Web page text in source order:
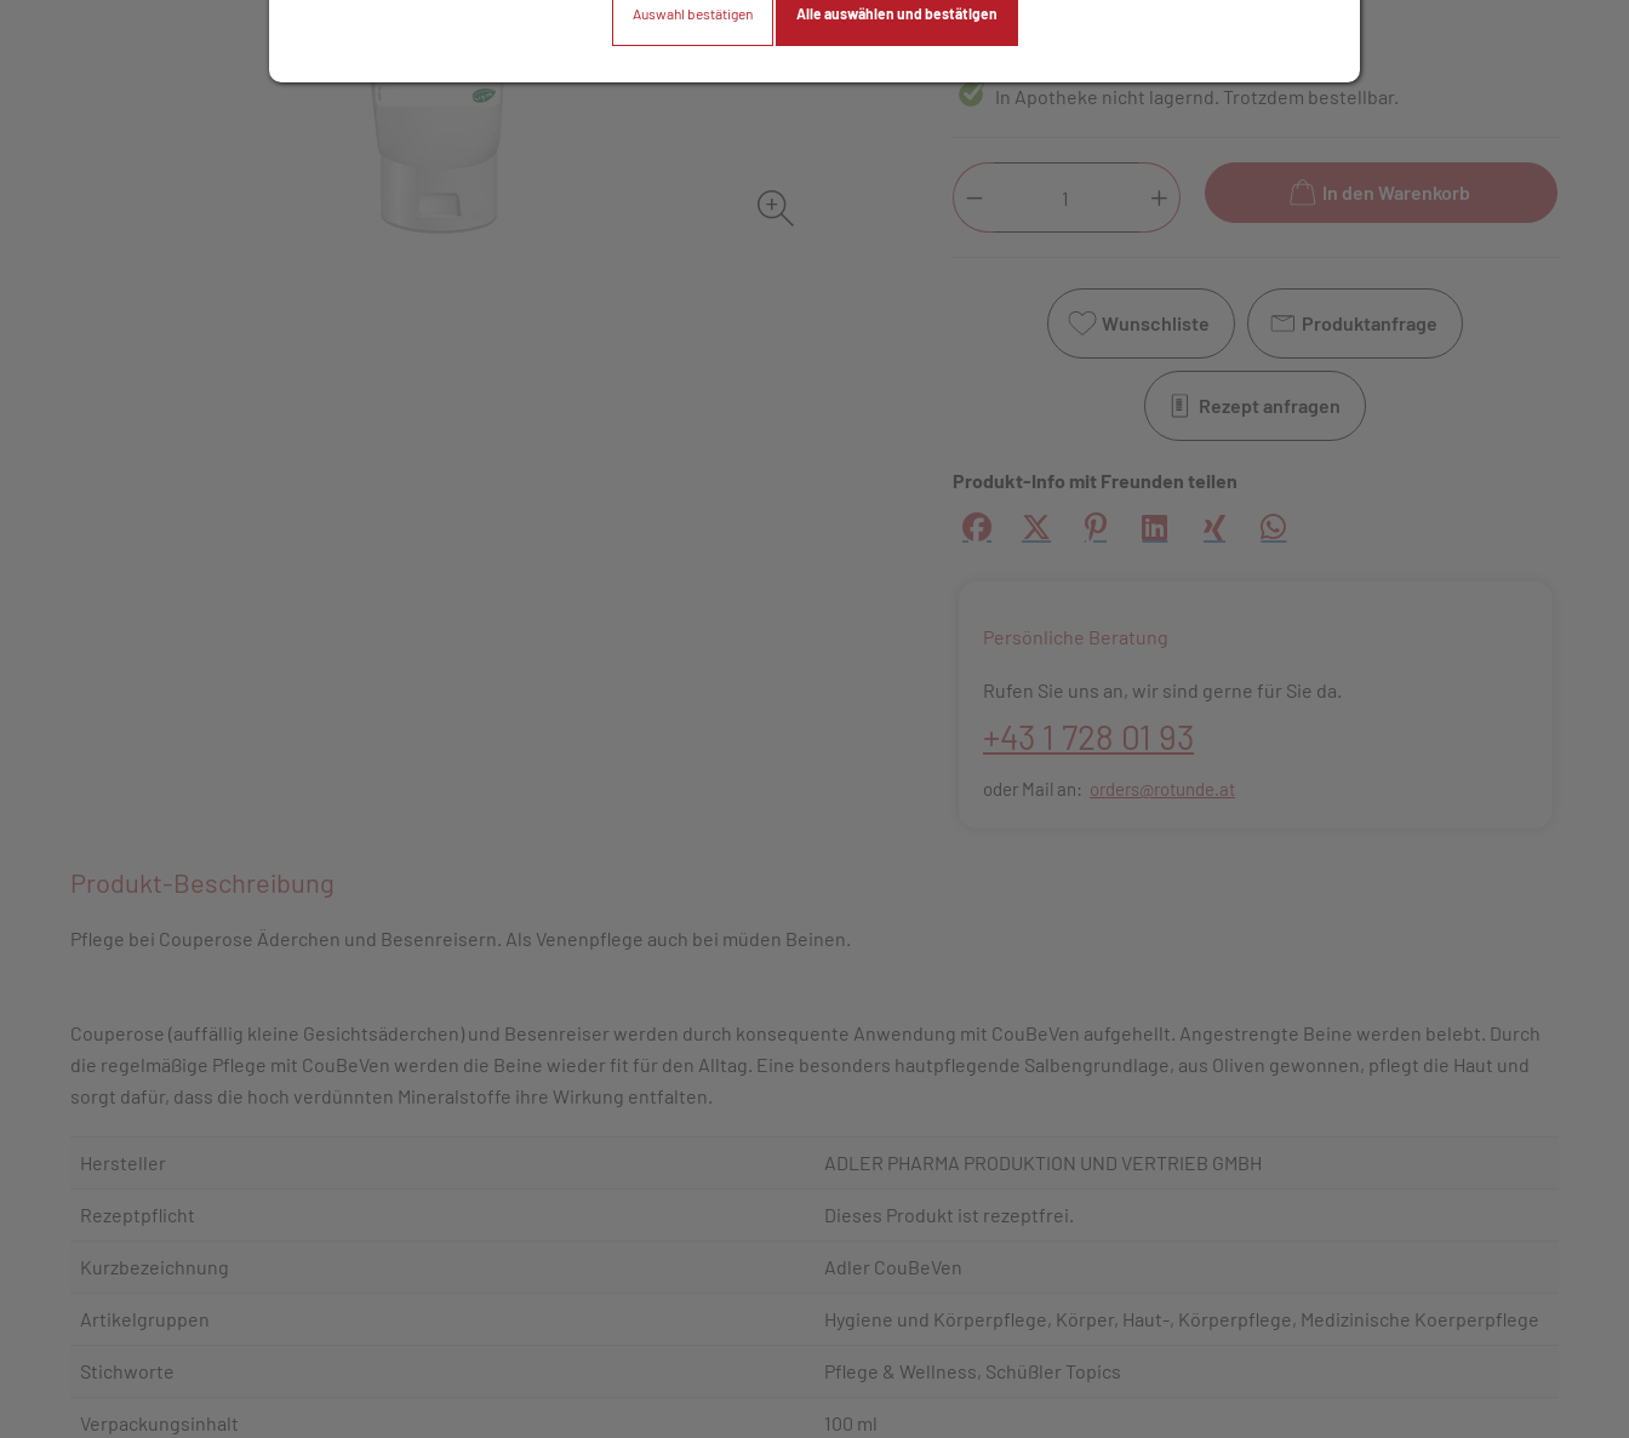
In Apotheke nicht lagernd. Trotzdem bestellbar.
In den Warenkorb
Wunschliste Produktanfrage
Rezept anfragen
Produkt-Info mit Freunden teilen
Facebook
X PinterestLinkedInXing WhatsApp
Persönliche Beratung
Rufen Sie uns an, wir sind gerne für Sie da.
+43 1 728 01 93
oder Mail an: orders@rotunde.at
Produkt-Beschreibung
Pflege bei Couperose Äderchen und Besenreisern. Als Venenpflege auch bei müden Beinen.
Couperose (auffällig kleine Gesichtsäderchen) und Besenreiser werden durch konsequente Anwendung mit CouBeVen aufgehellt. Angestrengte Beine werden belebt. Durch
die regelmäßige Pflege mit CouBeVen werden die Beine wieder fit für den Alltag. Eine besonders hautpflegende Salbengrundlage, aus Oliven gewonnen, pflegt die Haut und
sorgt dafür, dass die hoch verdünnten Mineralstoffe ihre Wirkung entfalten.
Hersteller ADLER PHARMA PRODUKTION UND VERTRIEB GMBH
Rezeptpflicht Dieses Produkt ist rezeptfrei.
Kurzbezeichnung Adler CouBeVen
Artikelgruppen Hygiene und Körperpflege, Körper, Haut-, Körperpflege, Medizinische Koerperpflege
Stichworte Pflege & Wellness, Schüßler Topics
Verpackungsinhalt 100 ml
Auswahl bestätigen Alle auswählen und bestätigen